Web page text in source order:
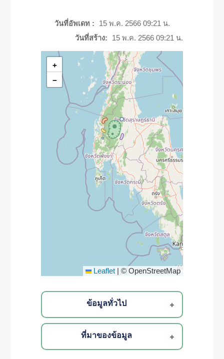
วันที่อัพเดท :
15 พ.ค. 2566 09:21 น.
วันที่สร้าง:
15 พ.ค. 2566 09:21 น.
+
−
Leaflet © OpenStreetMap
ข้อมูลทั่วไป
ที่มาของข้อมูล